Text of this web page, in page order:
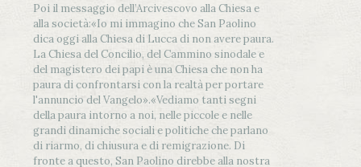
Poi il messaggio dell’Arcivescovo alla Chiesa e
alla società:«Io mi immagino che San Paolino
dica oggi alla Chiesa di Lucca di non avere paura.
La Chiesa del Concilio, del Cammino sinodale e
del magistero dei papi è una Chiesa che non ha
paura di confrontarsi con la realtà per portare
l'annuncio del Vangelo».«Vediamo tanti segni
della paura intorno a noi, nelle piccole e nelle
grandi dinamiche sociali e politiche che parlano
di riarmo, di chiusura e di remigrazione. Di
fronte a questo, San Paolino direbbe alla nostra